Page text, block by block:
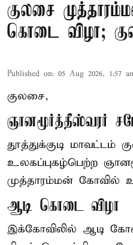
குலசை
கொடை விழா;
Published on: 05 Aug 2026, 1:57
குலசை,
ஞானமூர்த்தீஸ்வரர்
தூத்துக்குடி மாவட்டம்
உலகப்புகழ்பெற்ற
முத்தாரம்மன் கோவில்
ஆடி கொடை விழா
இக்கோவிலில் ஆடி